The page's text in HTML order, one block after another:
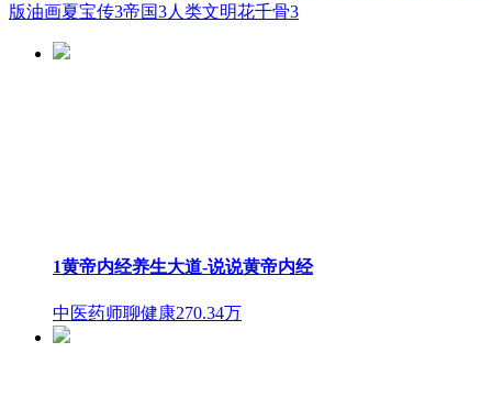
版油画夏宝传3帝国3人类文明花千骨3
1黄帝内经养生大道-说说黄帝内经
中医药师聊健康270.34万